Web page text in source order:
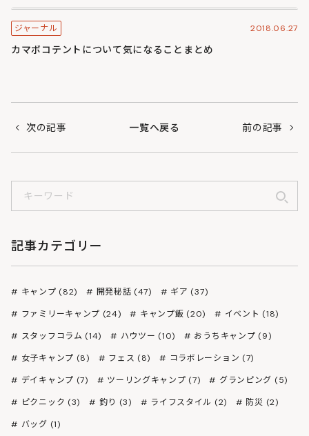
ジャーナル 2018.06.27
カマボコテントについて気になることまとめ
次の記事 一覧へ戻る 前の記事
記事カテゴリー
キャンプ (82) 開発秘話 (47)
ギア (37)
ファミリーキャンプ (24)
キャンプ飯 (20)
イベント (18)
スタッフコラム (14)
ハウツー (10)
おうちキャンプ (9)
女子キャンプ (8)
フェス (8)
コラボレーション (7)
デイキャンプ (7)
ツーリングキャンプ (7)
グランピング (5)
ピクニック (3)
釣り (3) ライフスタイル (2)
防災 (2)
バッグ (1)